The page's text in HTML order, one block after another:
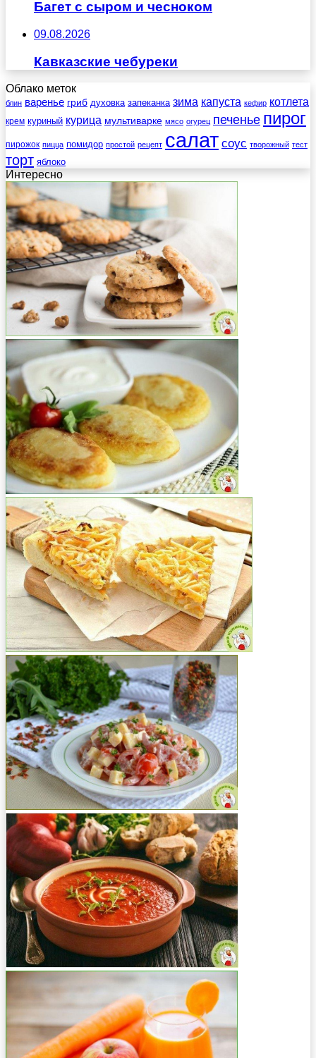
Багет с сыром и чесноком
09.08.2026
Кавказские чебуреки
Облако меток
блин варенье гриб духовка запеканка зима капуста кефир котлета
крем куриный курица мультиварке мясо огурец печенье пирог
пирожок пицца помидор простой рецепт салат соус творожный тест
торт яблоко
Интересно